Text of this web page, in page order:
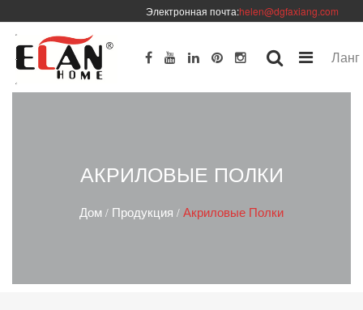
Электронная почта:helen@dgfaxiang.com
Ланг
АКРИЛОВЫЕ ПОЛКИ
Дом / Продукция / Акриловые Полки